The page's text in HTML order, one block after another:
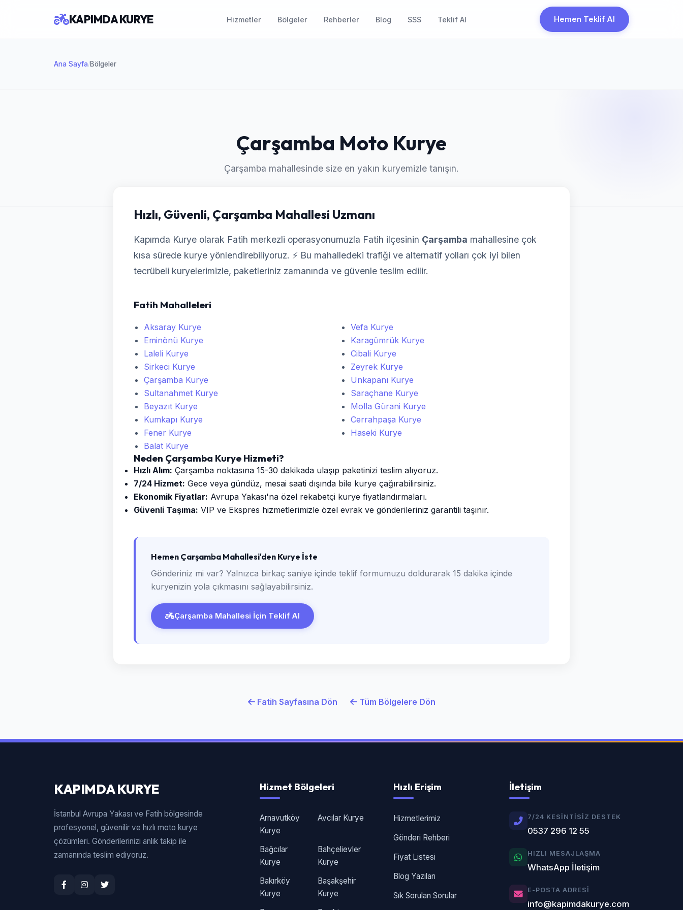
Ana Sayfa/Bölgeler
KAPIMDA KURYE Hizmetler Bölgeler Rehberler Blog SSS Teklif Al Hemen Teklif Al
Çarşamba Moto Kurye
Çarşamba mahallesinde size en yakın kuryemizle tanışın.
Hızlı, Güvenli, Çarşamba Mahallesi Uzmanı
Kapımda Kurye olarak Fatih merkezli operasyonumuzla Fatih ilçesinin Çarşamba mahallesine çok
kısa sürede kurye yönlendirebiliyoruz. ⚡ Bu mahalledeki trafiği ve alternatif yolları çok iyi bilen
tecrübeli kuryelerimizle, paketleriniz zamanında ve güvenle teslim edilir.
Fatih Mahalleleri
Aksaray Kurye
Eminönü Kurye
Laleli Kurye
Sirkeci Kurye
Çarşamba Kurye
Sultanahmet Kurye
Beyazıt Kurye
Kumkapı Kurye
Fener Kurye
Balat Kurye
Vefa Kurye
Karagümrük Kurye
Cibali Kurye
Zeyrek Kurye
Unkapanı Kurye
Saraçhane Kurye
Molla Gürani Kurye
Cerrahpaşa Kurye
Haseki Kurye
Neden Çarşamba Kurye Hizmeti?
Hızlı Alım: Çarşamba noktasına 15-30 dakikada ulaşıp paketinizi teslim alıyoruz.
7/24 Hizmet: Gece veya gündüz, mesai saati dışında bile kurye çağırabilirsiniz.
Ekonomik Fiyatlar: Avrupa Yakası'na özel rekabetçi kurye fiyatlandırmaları.
Güvenli Taşıma: VIP ve Ekspres hizmetlerimizle özel evrak ve gönderileriniz garantili taşınır.
Hemen Çarşamba Mahallesi'den Kurye İste
Gönderiniz mi var? Yalnızca birkaç saniye içinde teklif formumuzu doldurarak 15 dakika içinde
kuryenizin yola çıkmasını sağlayabilirsiniz.
Çarşamba Mahallesi İçin Teklif Al
Fatih Sayfasına Dön Tüm Bölgelere Dön
KAPIMDA KURYE
İstanbul Avrupa Yakası ve Fatih bölgesinde
profesyonel, güvenilir ve hızlı moto kurye
çözümleri. Gönderilerinizi anlık takip ile
zamanında teslim ediyoruz.
Hizmet Bölgeleri
Arnavutköy
Kurye
Avcılar Kurye
Bağcılar
Kurye
Bahçelievler
Kurye
Bakırköy
Kurye
Başakşehir
Kurye
Hızlı Erişim
Hizmetlerimiz
Gönderi Rehberi
Fiyat Listesi
Blog Yazıları
Sık Sorulan Sorular
İletişim
7/24 KESINTISIZ DESTEK
0537 296 12 55
HIZLI MESAJLAŞMA
WhatsApp İletişim
E-POSTA ADRESI
info@kapimdakurye.com